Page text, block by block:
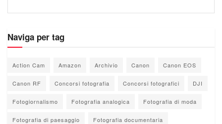
Naviga per tag
Action Cam Amazon Archivio Canon Canon EOS
Canon RF Concorsi fotografia Concorsi fotografici DJI
Fotogiornalismo Fotografia analogica Fotografia di moda
Fotografia di paesaggio Fotografia documentaria